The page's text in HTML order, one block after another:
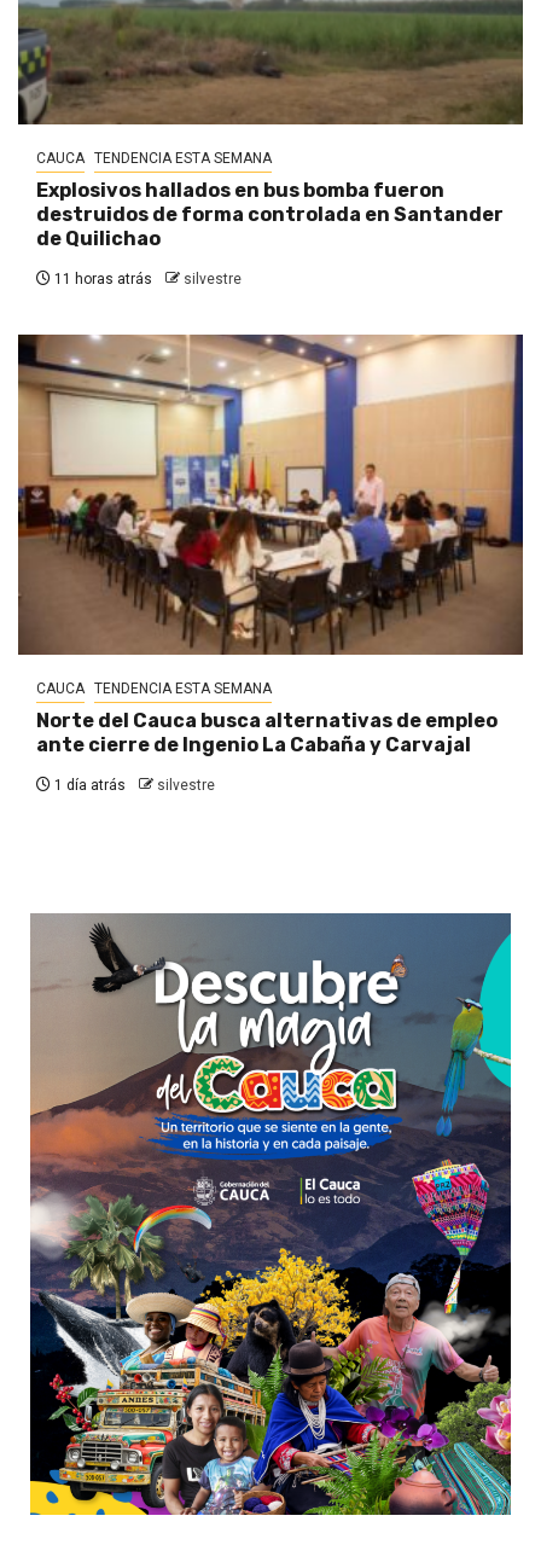
CAUCA TENDENCIA ESTA SEMANA
Explosivos hallados en bus bomba fueron
destruidos de forma controlada en Santander
de Quilichao
11 horas atrás silvestre
CAUCA TENDENCIA ESTA SEMANA
Norte del Cauca busca alternativas de empleo
ante cierre de Ingenio La Cabaña y Carvajal
1 día atrás silvestre